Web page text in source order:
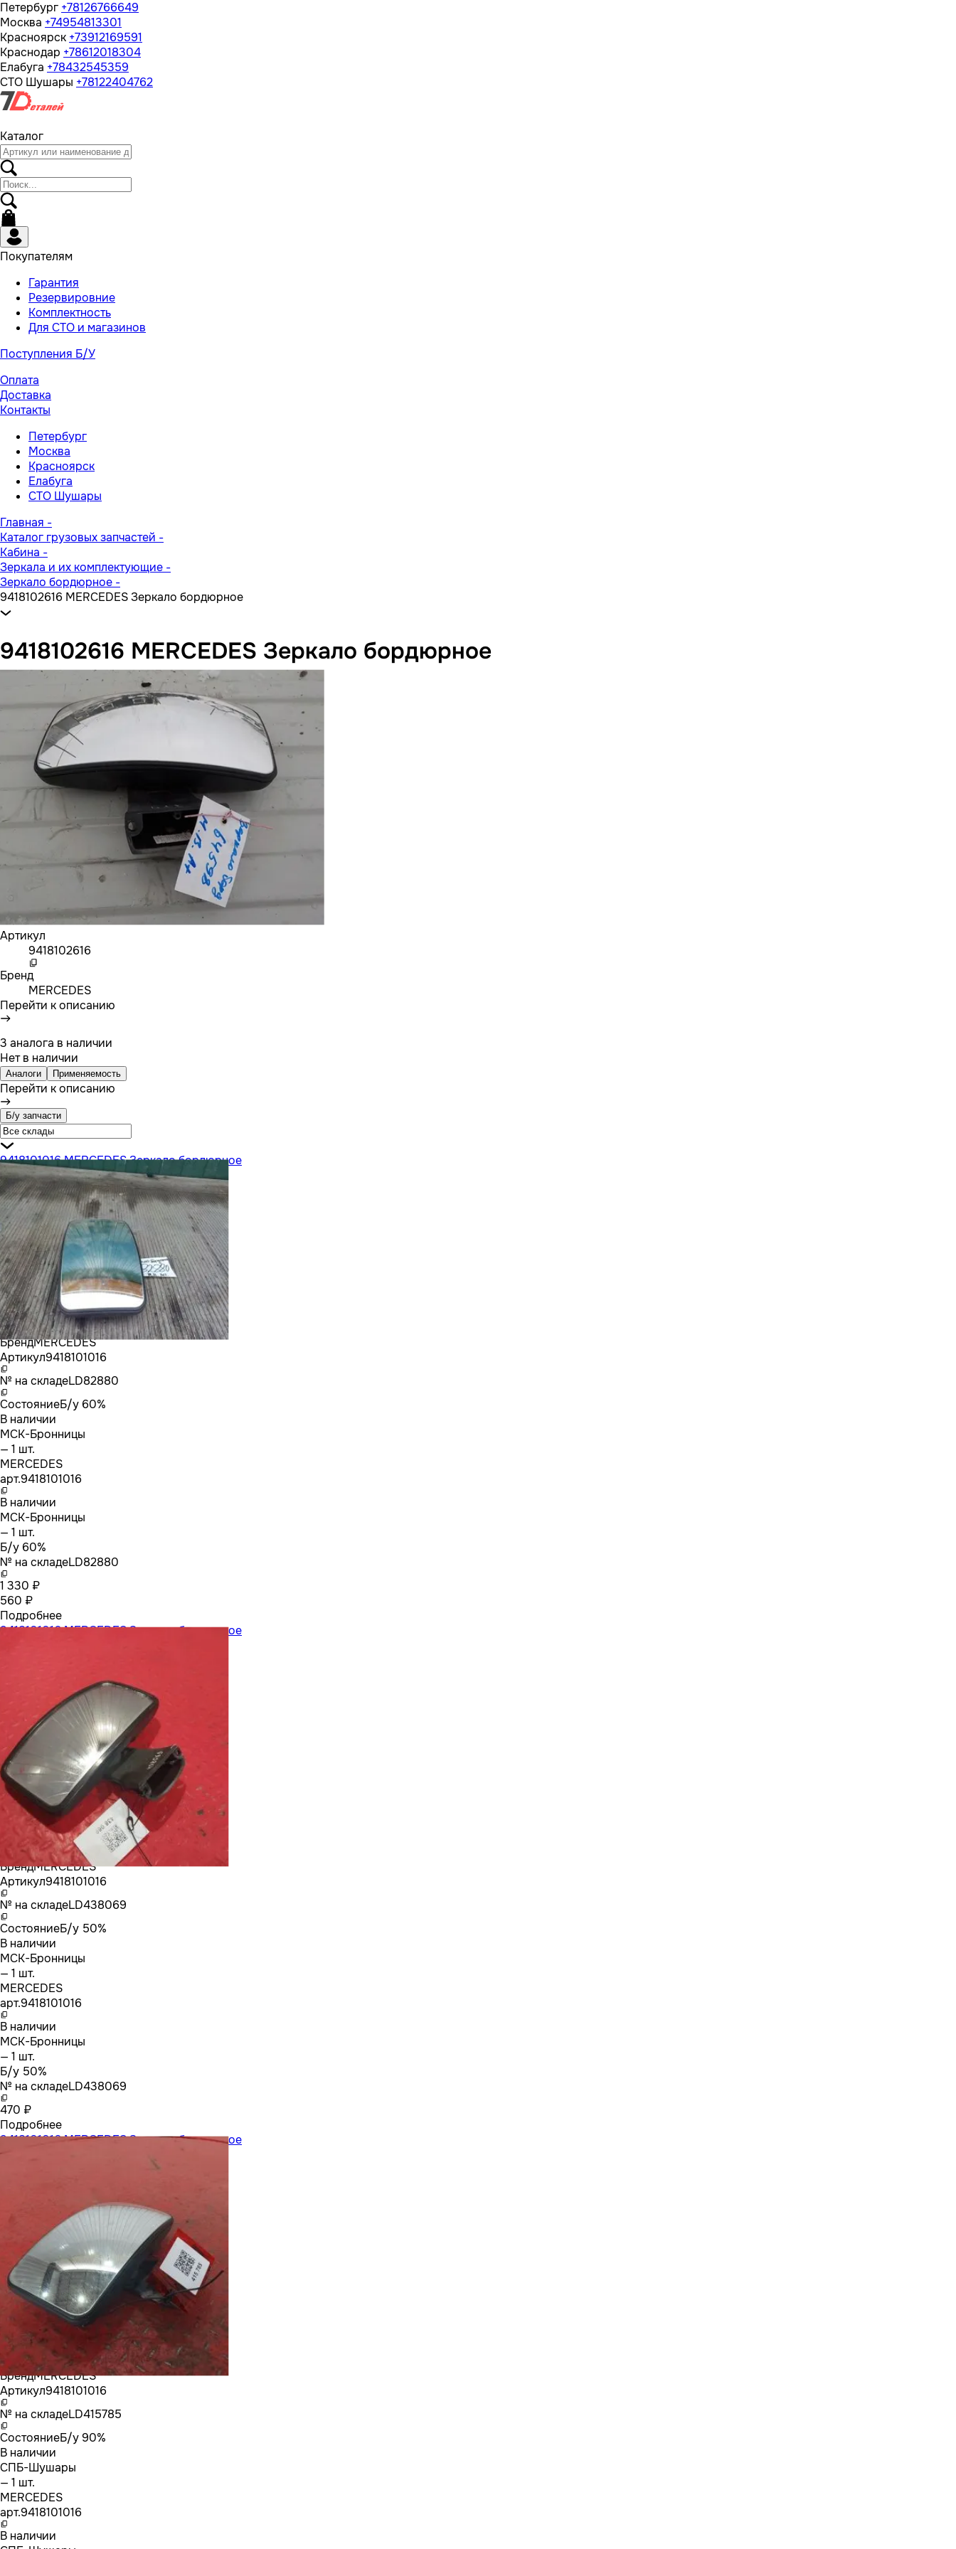
Петербург +78126766649
Москва +74954813301
Красноярск +73912169591
Краснодар +78612018304
Елабуга +78432545359
СТО Шушары +78122404762
Каталог
Покупателям
Гарантия
Резервировние
Комплектность
Для СТО и магазинов
Поступления Б/У
Оплата
Доставка
Контакты
Петербург
Москва
Красноярск
Елабуга
СТО Шушары
Главная -
Каталог грузовых запчастей -
Кабина -
Зеркала и их комплектующие -
Зеркало бордюрное -
9418102616 MERCEDES Зеркало бордюрное
9418102616 MERCEDES Зеркало бордюрное
Артикул
9418102616
Бренд
MERCEDES
Перейти к описанию
3 аналога в наличии
Нет в наличии
Аналоги Применяемость
Перейти к описанию
Б/у запчасти
9418101016 MERCEDES Зеркало бордюрное
БрендMERCEDES
Артикул9418101016
№ на складеLD82880
СостояниеБ/у 60%
В наличии
МСК-Бронницы
— 1 шт.
MERCEDES
арт.9418101016
В наличии
МСК-Бронницы
— 1 шт.
Б/у 60%
№ на складеLD82880
1 330 ₽
560 ₽
Подробнее
9418101016 MERCEDES Зеркало бордюрное
БрендMERCEDES
Артикул9418101016
№ на складеLD438069
СостояниеБ/у 50%
В наличии
МСК-Бронницы
— 1 шт.
MERCEDES
арт.9418101016
В наличии
МСК-Бронницы
— 1 шт.
Б/у 50%
№ на складеLD438069
470 ₽
Подробнее
9418101016 MERCEDES Зеркало бордюрное
БрендMERCEDES
Артикул9418101016
№ на складеLD415785
СостояниеБ/у 90%
В наличии
СПБ-Шушары
— 1 шт.
MERCEDES
арт.9418101016
В наличии